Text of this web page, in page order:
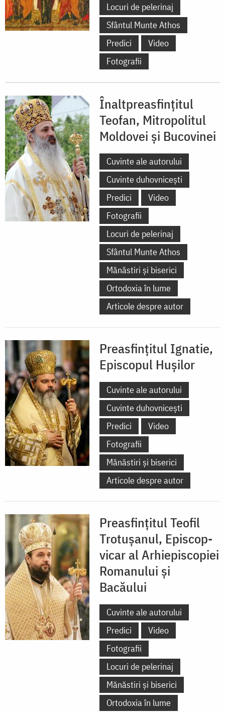
Locuri de pelerinaj
Sfântul Munte Athos
Predici
Video
Fotografii
Înaltpreasfințitul
Teofan, Mitropolitul
Moldovei și Bucovinei
Cuvinte ale autorului
Cuvinte duhovnicești
Predici
Video
Fotografii
Locuri de pelerinaj
Sfântul Munte Athos
Mănăstiri și biserici
Ortodoxia în lume
Articole despre autor
Preasfințitul Ignatie,
Episcopul Hușilor
Cuvinte ale autorului
Cuvinte duhovnicești
Predici
Video
Fotografii
Mănăstiri și biserici
Articole despre autor
Preasfințitul Teofil
Trotușanul, Episcop-
vicar al Arhiepiscopiei
Romanului și
Bacăului
Cuvinte ale autorului
Predici
Video
Fotografii
Locuri de pelerinaj
Mănăstiri și biserici
Ortodoxia în lume